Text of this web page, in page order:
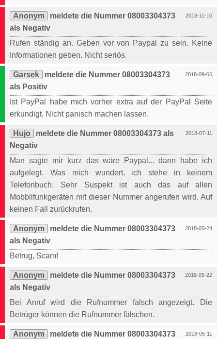
2018-11-10
Anonym
meldete die Nummer 08003304373
als Negativ
Rufen ständig an. Geben vor von Paypal zu sein. Keine
Informationen geben. Nicht seriös.
2018-09-06
Garsek
meldete die Nummer 08003304373
als Positiv
Ist PayPal habe mich vorher extra auf der PayPal Seite
erkundigt. Nicht panisch machen lassen.
2018-07-11
Hujo
meldete die Nummer 08003304373 als
Negativ
Man sagte mir kurz das wäre Paypal... dann habe ich
aufgelegt. Was mich wundert, ich stehe in keinem
Telefonbuch. Sehr Suspekt ist auch das auf allen
Mobbilfunkgeräten mit dieser Nummer angerufen wird. Auf
keinen Fall zurückrufen.
2018-05-24
Anonym
meldete die Nummer 08003304373
als Negativ
Betrug, Scam!
2018-05-22
Anonym
meldete die Nummer 08003304373
als Negativ
Bei Anruf wird die Rufnummer falsch angezeigt. Die
Betrüger können die Rufnummer fälschen.
2018-05-11
Anonym
meldete die Nummer 08003304373